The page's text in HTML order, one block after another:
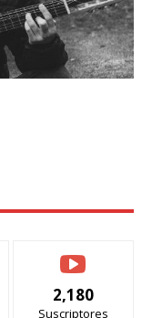
2,180
Suscriptores